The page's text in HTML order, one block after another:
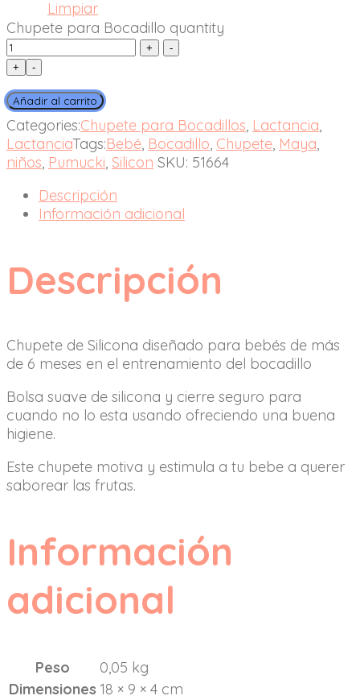
Limpiar
Chupete para Bocadillo quantity
+ -
Añadir al carrito
Categories:Chupete para Bocadillos, Lactancia,
LactanciaTags:Bebé, Bocadillo, Chupete, Maya,
niños, Pumucki, Silicon SKU: 51664
Descripción
Información adicional
Descripción
Chupete de Silicona diseñado para bebés de más
de 6 meses en el entrenamiento del bocadillo
Bolsa suave de silicona y cierre seguro para
cuando no lo esta usando ofreciendo una buena
higiene.
Este chupete motiva y estimula a tu bebe a querer
saborear las frutas.
Información
adicional
Peso
0,05 kg
Dimensiones 18 × 9 × 4 cm